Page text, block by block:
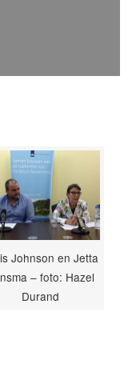
Johnson en Jetta
– foto: Hazel
Durand